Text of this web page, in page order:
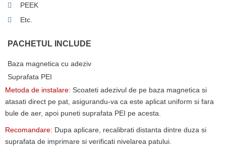
PEEK
Etc.
PACHETUL INCLUDE
Baza magnetica cu adeziv
Suprafata PEI
Metoda de instalare: Scoateti adezivul de pe baza magnetica si
atasati direct pe pat, asigurandu-va ca este aplicat uniform si fara
bule de aer, apoi puneti suprafata PEI pe acesta.
Recomandare: Dupa aplicare, recalibrati distanta dintre duza si
suprafata de imprimare si verificati nivelarea patului.